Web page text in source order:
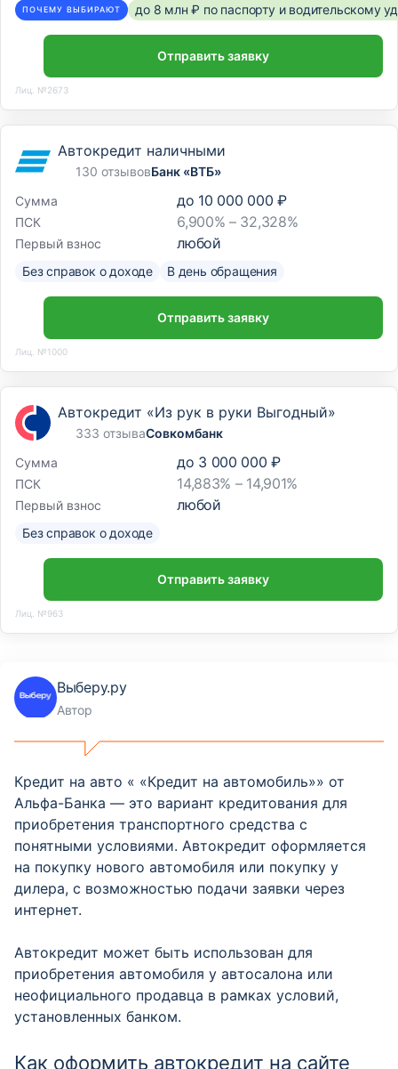
ПОЧЕМУ ВЫБИРАЮТ до 8 млн ₽ по паспорту и водительскому
Отправить заявку
Лиц. №2673
Автокредит наличными
130 отзывовБанк «ВТБ»
Сумма
до 10 000 000 ₽
ПСК 6,900% – 32,328%
Первый взнос любой
Без справок о доходе В день обращения
Отправить заявку
Лиц. №1000
Автокредит «Из рук в руки Выгодный»
333 отзываСовкомбанк
Сумма
до 3 000 000 ₽
ПСК 14,883% – 14,901%
Первый взнос любой
Без справок о доходе
Отправить заявку
Лиц. №963
Выберу.ру
Автор
Кредит на авто « «Кредит на автомобиль»» от
Альфа-Банка — это вариант кредитования для
приобретения транспортного средства с
понятными условиями. Автокредит оформляется
на покупку нового автомобиля или покупку у
дилера, с возможностью подачи заявки через
интернет.
Автокредит может быть использован для
приобретения автомобиля у автосалона или
неофициального продавца в рамках условий,
установленных банком.
Как оформить автокредит на сайте